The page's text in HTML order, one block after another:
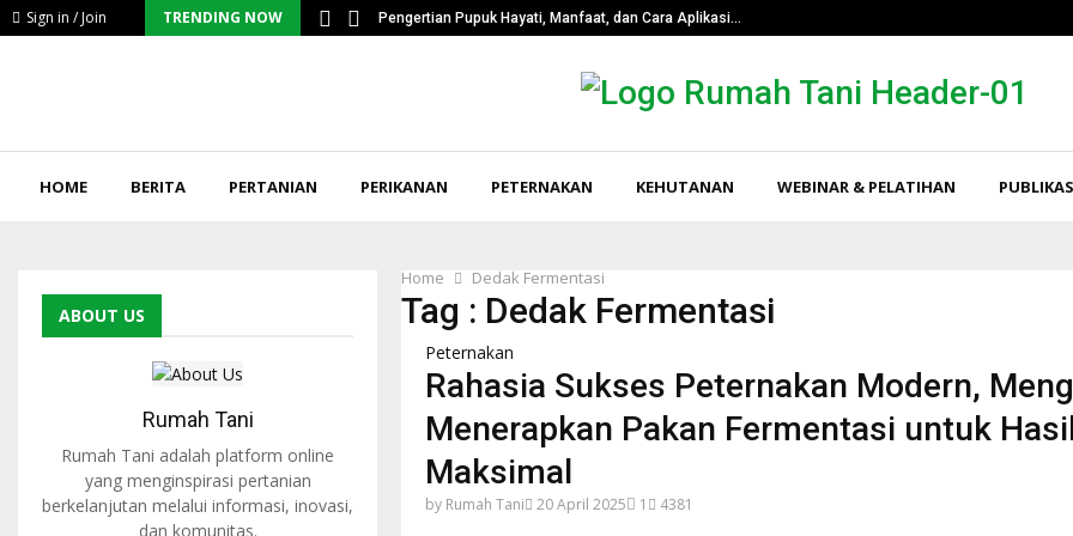
Sign in / Join TRENDING NOW
Serius Petani… Pengertian Pupuk Hayati, Manfaat, dan Cara Aplikasi…
HOME BERITA PERTANIAN PERIKANAN PETERNAKAN KEHUTANAN WEBINAR & PELATIHAN
Home Dedak Fermentasi
Tag : Dedak Fermentasi
Peternakan
Rahasia Sukses Peternakan Modern,
Menerapkan Pakan Fermentasi untuk
Maksimal
by Rumah Tani 20 April 2025 1 4381
ABOUT US
Rumah Tani
Rumah Tani adalah platform online
yang menginspirasi pertanian
berkelanjutan melalui informasi, inovasi,
dan komunitas.